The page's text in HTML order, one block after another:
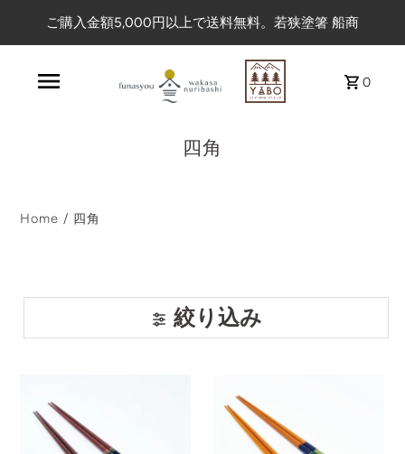
ご購入金額5,000円以上で送料無料。若狭塗箸 船商
0
四角
Home / 四角
絞り込み